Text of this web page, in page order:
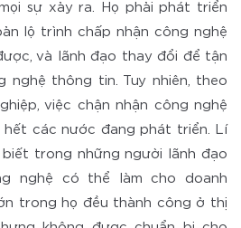
sự xảy ra. Họ phải phát triển
lộ trình chấp nhận công nghệ
và lãnh đạo thay đổi để tận
nghệ thông tin. Tuy nhiên, theo
việc chận nhận công nghệ
hết các nước đang phát triển. Lí
trong những người lãnh đạo
nghệ có thể làm cho doanh
trong họ đều thành công ở thị